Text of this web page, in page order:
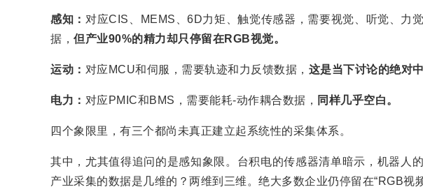
感知： 对应CIS、MEMS、6D力矩、触觉传感器，需要视觉、听觉、力
据， 但产业90%的精力却只停留在RGB视觉。
运动： 对应MCU和伺服，需要轨迹和力反馈数据， 这是当下讨论的绝对中
电力： 对应PMIC和BMS，需要能耗-动作耦合数据， 同样几乎空白。
四个象限里，有三个都尚未真正建立起系统性的采集体系。
其中，尤其值得追问的是感知象限。台积电的传感器清单暗示，机器人
产业采集的数据是几维的？两维到三维。绝大多数企业仍停留在“RGB视